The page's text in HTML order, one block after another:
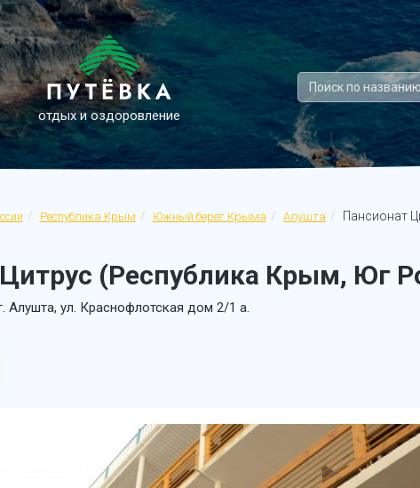
отдых и оздоровление
Республика Крым Южный берег Крыма Алушта Пансионат
(Республика Крым, Юг
Алушта, ул. Краснофлотская дом 2/1 а.